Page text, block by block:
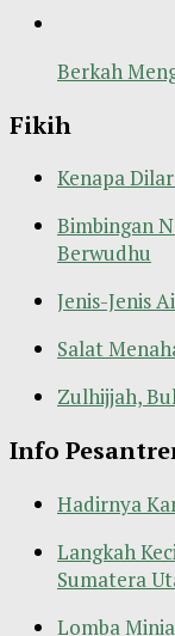
Berkah
Fikih
Kenapa
Bimbingan
Berwudhu
Jenis-Jenis
Salat
Zulhijjah,
Info
Hadirnya
Langkah
Sumatera
Lomba